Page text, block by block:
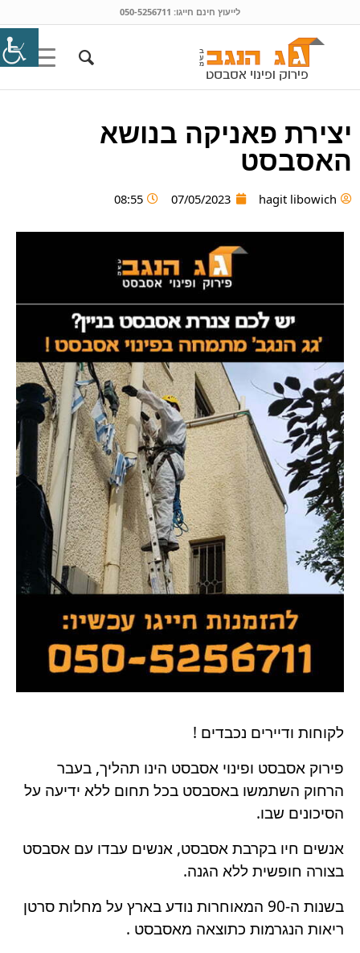
לייעוץ חינם חייגו: 050-5256711
יצירת פאניקה בנושא
האסבסט
hagit libowich
07/05/2023
08:55
לקוחות ודיירים נכבדים !
פירוק אסבסט ופינוי אסבסט הינו תהליך, בעבר
הרחוק השתמשו באסבסט בכל תחום ללא ידיעה על
הסיכונים שבו.
אנשים חיו בקרבת אסבסט, אנשים עבדו עם אסבסט
בצורה חופשית ללא הגנה.
בשנות ה-90 המאוחרות נודע בארץ על מחלות סרטן
ריאות הנגרמות כתוצאה מאסבסט .